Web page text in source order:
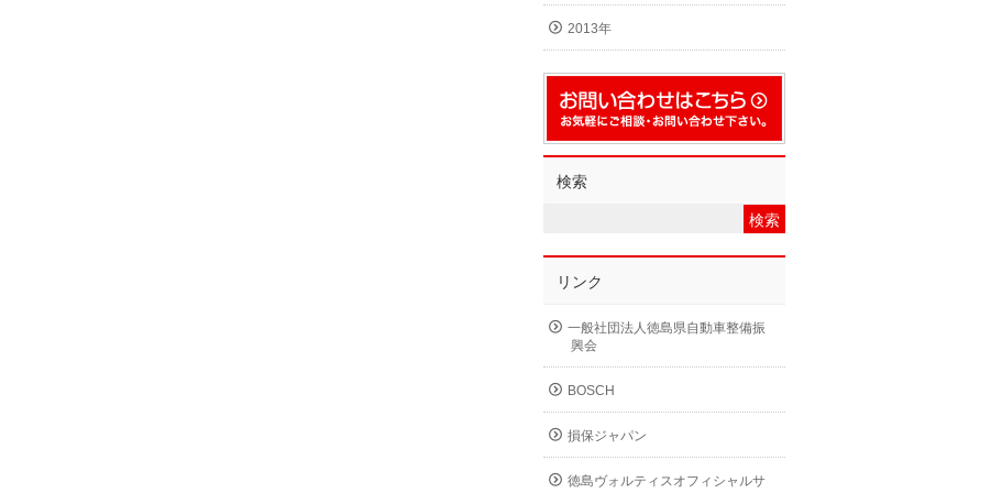
2013年
検索
リンク
一般社団法人徳島県自動車整備振
興会
BOSCH
損保ジャパン
徳島ヴォルティスオフィシャルサ